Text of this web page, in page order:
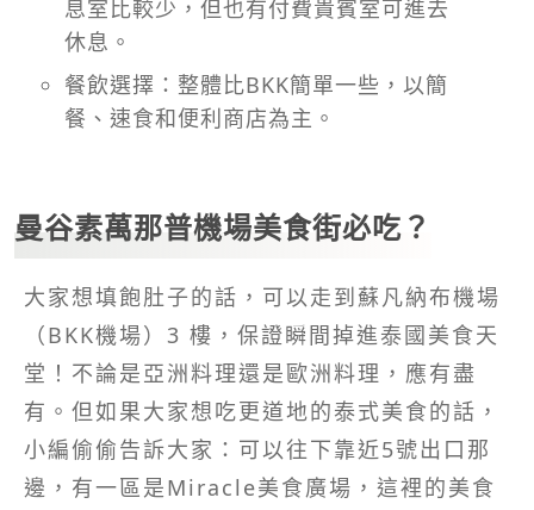
息室比較少，但也有付費貴賓室可進去
休息。
餐飲選擇：整體比BKK簡單一些，以簡
餐、速食和便利商店為主。
曼谷素萬那普機場美食街必吃？
大家想填飽肚子的話，可以走到蘇凡納布機場
（BKK機場）3 樓，保證瞬間掉進泰國美食天
堂！不論是亞洲料理還是歐洲料理，應有盡
有。但如果大家想吃更道地的泰式美食的話，
小編偷偷告訴大家：可以往下靠近5號出口那
邊，有一區是Miracle美食廣場，這裡的美食